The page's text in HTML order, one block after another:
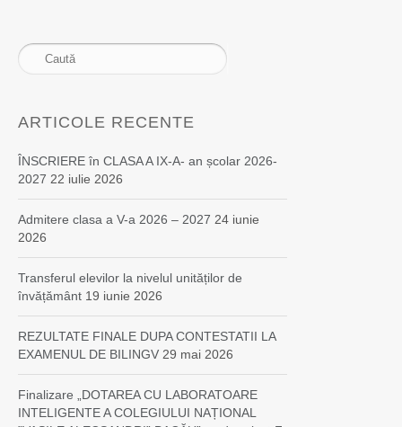
ARTICOLE RECENTE
ÎNSCRIERE în CLASA A IX-A- an școlar 2026-
2027 22 iulie 2026
Admitere clasa a V-a 2026 – 2027 24 iunie
2026
Transferul elevilor la nivelul unităților de
învățământ 19 iunie 2026
REZULTATE FINALE DUPA CONTESTATII LA
EXAMENUL DE BILINGV 29 mai 2026
Finalizare „DOTAREA CU LABORATOARE
INTELIGENTE A COLEGIULUI NAȚIONAL